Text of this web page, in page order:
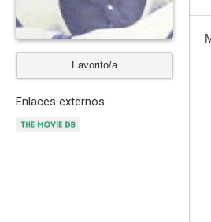
Favorito/a
Enlaces externos